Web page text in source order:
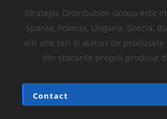
Strategic Distribution Group este
Spania, Polonia, Ungaria, Grecia,
din alte tari si alaturi de produsele
din stocurile proprii produse
Contact